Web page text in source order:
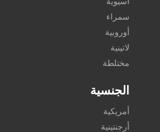
سمراء
أوروبية
لاتينية
مختلطة
الجنسية
أمريكية
أرجنتينية